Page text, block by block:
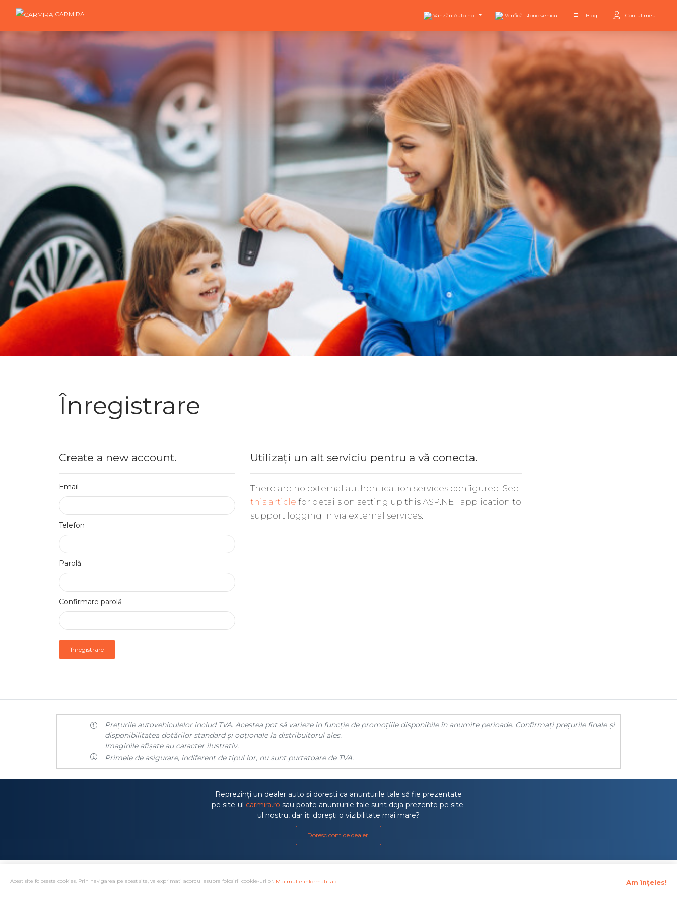
CARMIRA Vânzări Auto noi Verifică istoric vehicul Blog Contul meu
Acest site foloseste cookies. Prin navigarea pe acest site, va exprimati acordul asupra folosirii cookie-urilor. Mai multe informatii aici! Am înțeles!
Înregistrare
Create a new account.
Email
Telefon
Parolă
Confirmare parolă
Înregistrare
Utilizați un alt serviciu pentru a vă conecta.
There are no external authentication services configured. See
this article for details on setting up this ASP.NET application to
support logging in via external services.
Prețurile autovehiculelor includ TVA. Acestea pot să varieze în funcție de promoțiile disponibile în anumite perioade. Confirmați prețurile finale și
disponibilitatea dotărilor standard și opționale la distribuitorul ales.
Imaginile afișate au caracter ilustrativ.
Primele de asigurare, indiferent de tipul lor, nu sunt purtatoare de TVA.
Reprezinți un dealer auto și dorești ca anunțurile tale să fie prezentate
pe site-ul carmira.ro sau poate anunțurile tale sunt deja prezente pe site-
ul nostru, dar îți dorești o vizibilitate mai mare?
Doresc cont de dealer!